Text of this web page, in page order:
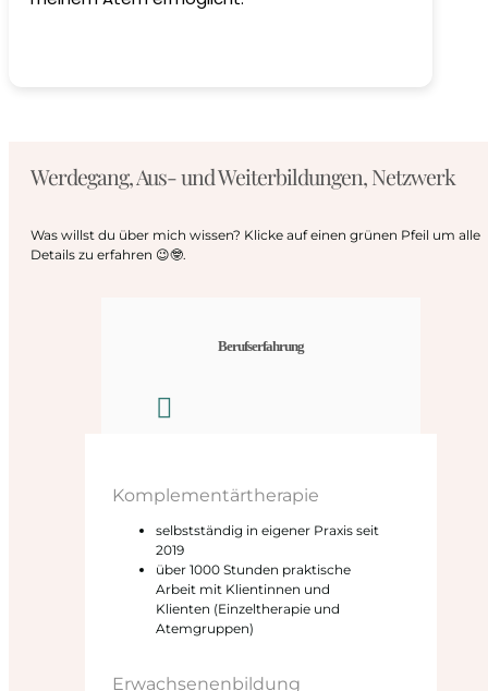
Werdegang, Aus- und Weiterbildungen, Netzwerk
Was willst du über mich wissen? Klicke auf einen grünen Pfeil um alle
Details zu erfahren 😉🤓.
Berufserfahrung
Komplementärtherapie
selbstständig in eigener Praxis seit
2019
über 1000 Stunden praktische
Arbeit mit Klientinnen und
Klienten (Einzeltherapie und
Atemgruppen)
Erwachsenenbildung